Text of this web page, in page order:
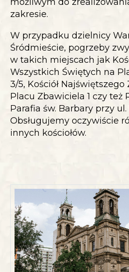
zakresie.
W przypadku dzielnicy
Śródmieście, pogrzeby
w takich miejscach jak
Wszystkich Świętych na
3/5, Kościół
Placu Zbawiciela 1 czy też
Parafia św. Barbary przy
Obsługujemy oczywiście
innych kościołów.